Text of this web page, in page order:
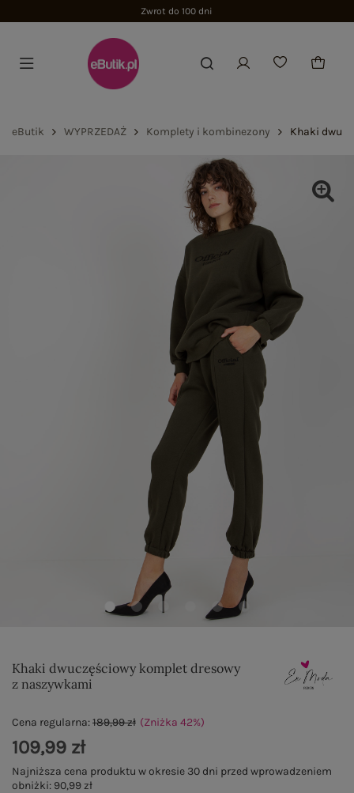
Zwrot do 100 dni
eButik WYPRZEDAŻ Komplety i kombinezony Khaki
Khaki dwuczęściowy komplet dresowy
z naszywkami
Cena regularna:189,99 zł (Zniżka 42%)
109,99 zł
Najniższa cena produktu w okresie 30 dni przed wprowadzeniem
obniżki: 90,99 zł